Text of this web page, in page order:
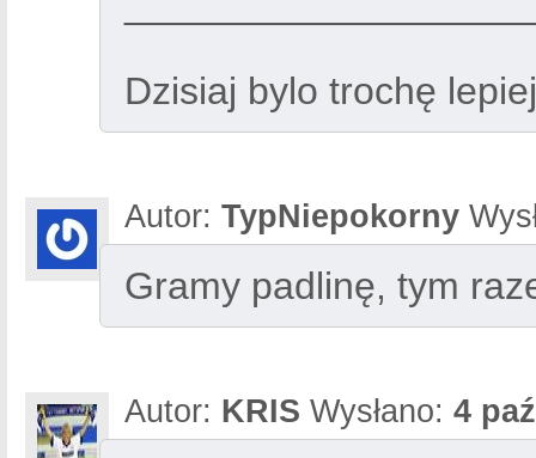
Dzisiaj bylo trochę
Autor: TypNiepokorny
Gramy padlinę, tym
Autor: KRIS Wysłano: 4